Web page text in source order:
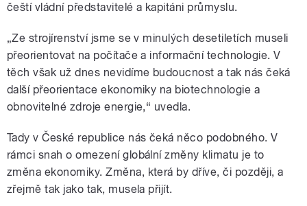
čeští vládní představitelé a kapitáni průmyslu.
„Ze strojírenství jsme se v minulých desetiletích museli
přeorientovat na počítače a informační technologie. V
těch však už dnes nevidíme budoucnost a tak nás čeká
další přeorientace ekonomiky na biotechnologie a
obnovitelné zdroje energie,“ uvedla.
Tady v České republice nás čeká něco podobného. V
rámci snah o omezení globální změny klimatu je to
změna ekonomiky. Změna, která by dříve, či později, a
zřejmě tak jako tak, musela přijít.